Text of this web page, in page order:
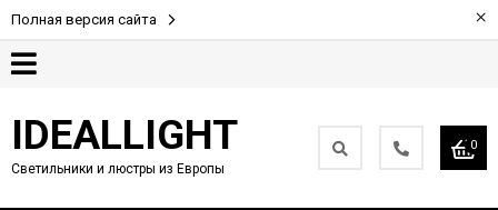
Полная версия сайта ×
Партнерам
IDEALLIGHT
Светильники и люстры из Европы
0